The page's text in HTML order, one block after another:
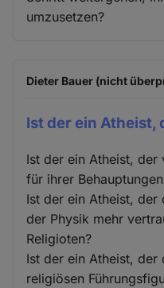
umzusetzen?
Dieter Bauer (nicht
Ist der ein Atheist,
Ist der ein Atheist, der
für ihrer
Ist der ein Atheist, der
der Physik mehr
Religioten?
Ist der ein Atheist, der
religiösen